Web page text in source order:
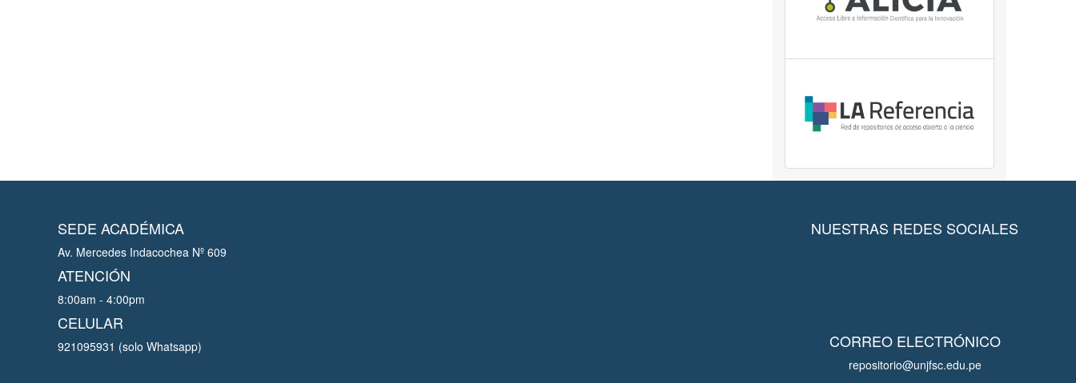
SEDE ACADÉMICA
Av. Mercedes Indacochea Nº 609
ATENCIÓN
8:00am - 4:00pm
CELULAR
921095931 (solo Whatsapp)
NUESTRAS REDES SOCIALES
CORREO ELECTRÓNICO
repositorio@unjfsc.edu.pe